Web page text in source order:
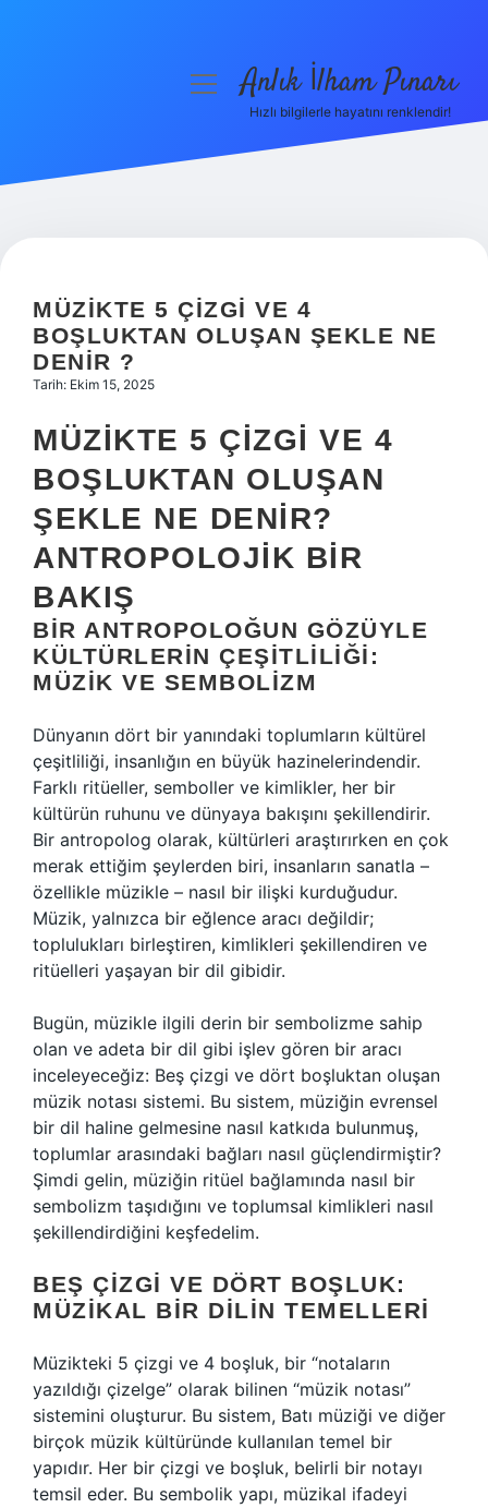
Hakkımızda
menüyüAnlık İlham Pınarı
Hızlı bilgilerle hayatını renklendir!
MÜZIKTE 5 ÇIZGI VE 4
BOŞLUKTAN OLUŞAN ŞEKLE NE
DENIR ?
Tarih: Ekim 15, 2025
MÜZIKTE 5 ÇIZGI VE 4
BOŞLUKTAN OLUŞAN
ŞEKLE NE DENIR?
ANTROPOLOJIK BIR
BAKIŞ
BIR ANTROPOLOĞUN GÖZÜYLE
KÜLTÜRLERIN ÇEŞITLILIĞI:
MÜZIK VE SEMBOLIZM
Dünyanın dört bir yanındaki toplumların kültürel
çeşitliliği, insanlığın en büyük hazinelerindendir.
Farklı ritüeller, semboller ve kimlikler, her bir
kültürün ruhunu ve dünyaya bakışını şekillendirir.
Bir antropolog olarak, kültürleri araştırırken en çok
merak ettiğim şeylerden biri, insanların sanatla –
özellikle müzikle – nasıl bir ilişki kurduğudur.
Müzik, yalnızca bir eğlence aracı değildir;
toplulukları birleştiren, kimlikleri şekillendiren ve
ritüelleri yaşayan bir dil gibidir.
Bugün, müzikle ilgili derin bir sembolizme sahip
olan ve adeta bir dil gibi işlev gören bir aracı
inceleyeceğiz: Beş çizgi ve dört boşluktan oluşan
müzik notası sistemi. Bu sistem, müziğin evrensel
bir dil haline gelmesine nasıl katkıda bulunmuş,
toplumlar arasındaki bağları nasıl güçlendirmiştir?
Şimdi gelin, müziğin ritüel bağlamında nasıl bir
sembolizm taşıdığını ve toplumsal kimlikleri nasıl
şekillendirdiğini keşfedelim.
BEŞ ÇIZGI VE DÖRT BOŞLUK:
MÜZIKAL BIR DILIN TEMELLERI
Müzikteki 5 çizgi ve 4 boşluk, bir “notaların
yazıldığı çizelge” olarak bilinen “müzik notası”
sistemini oluşturur. Bu sistem, Batı müziği ve diğer
birçok müzik kültüründe kullanılan temel bir
yapıdır. Her bir çizgi ve boşluk, belirli bir notayı
temsil eder. Bu sembolik yapı, müzikal ifadeyi